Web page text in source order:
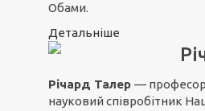
Обами.
Детальніше
Річард Талер —
науковий співробітник